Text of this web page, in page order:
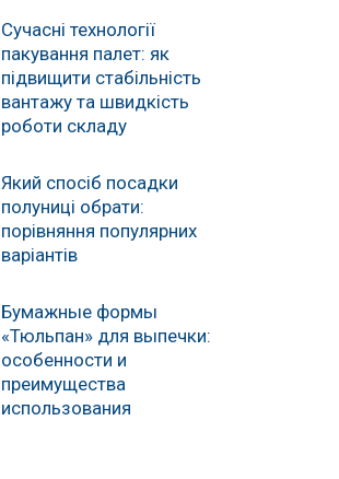
Сучасні технології
пакування палет: як
підвищити стабільність
вантажу та швидкість
роботи складу
Який спосіб посадки
полуниці обрати:
порівняння популярних
варіантів
Бумажные формы
«Тюльпан» для выпечки:
особенности и
преимущества
использования